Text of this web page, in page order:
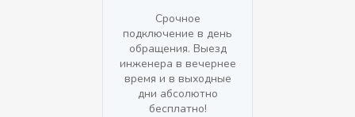
Срочное
подключение в день
обращения. Выезд
инженера в вечернее
время и в выходные
дни абсолютно
бесплатно!